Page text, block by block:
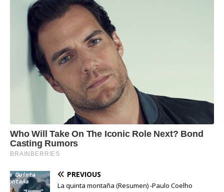
PREVIOUS
La quinta montaña (Resumen) -Paulo Coelho